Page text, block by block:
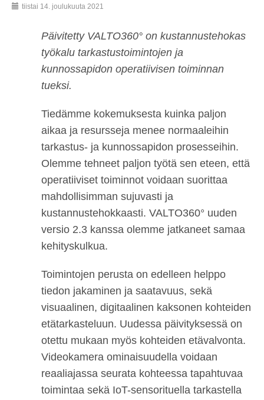
tiistai 14. joulukuuta 2021
Päivitetty VALTO360° on kustannustehokas
työkalu tarkastustoimintojen ja
kunnossapidon operatiivisen toiminnan
tueksi.
Tiedämme kokemuksesta kuinka paljon
aikaa ja resursseja menee normaaleihin
tarkastus- ja kunnossapidon prosesseihin.
Olemme tehneet paljon työtä sen eteen, että
operatiiviset toiminnot voidaan suorittaa
mahdollisimman sujuvasti ja
kustannustehokkaasti. VALTO360° uuden
versio 2.3 kanssa olemme jatkaneet samaa
kehityskulkua.
Toimintojen perusta on edelleen helppo
tiedon jakaminen ja saatavuus, sekä
visuaalinen, digitaalinen kaksonen kohteiden
etätarkasteluun. Uudessa päivityksessä on
otettu mukaan myös kohteiden etävalvonta.
Videokamera ominaisuudella voidaan
reaaliajassa seurata kohteessa tapahtuvaa
toimintaa sekä IoT-sensorituella tarkastella